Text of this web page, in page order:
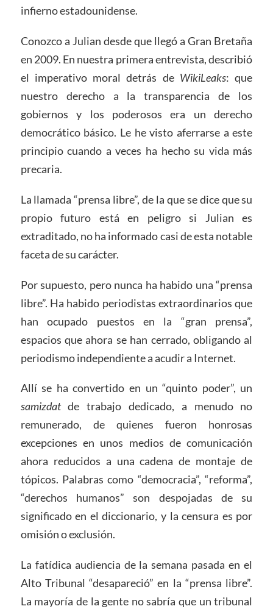
infierno estadounidense.
Conozco a Julian desde que llegó a Gran Bretaña
en 2009. En nuestra primera entrevista, describió
el imperativo moral detrás de WikiLeaks: que
nuestro derecho a la transparencia de los
gobiernos y los poderosos era un derecho
democrático básico. Le he visto aferrarse a este
principio cuando a veces ha hecho su vida más
precaria.
La llamada “prensa libre”, de la que se dice que su
propio futuro está en peligro si Julian es
extraditado, no ha informado casi de esta notable
faceta de su carácter.
Por supuesto, pero nunca ha habido una “prensa
libre”. Ha habido periodistas extraordinarios que
han ocupado puestos en la “gran prensa”,
espacios que ahora se han cerrado, obligando al
periodismo independiente a acudir a Internet.
Allí se ha convertido en un “quinto poder”, un
samizdatde trabajo dedicado, a menudo no
remunerado, de quienes fueron honrosas
excepciones en unos medios de comunicación
ahora reducidos a una cadena de montaje de
tópicos. Palabras como “democracia”, “reforma”,
“derechos humanos” son despojadas de su
significado en el diccionario, y la censura es por
omisión o exclusión.
La fatídica audiencia de la semana pasada en el
Alto Tribunal “desapareció” en la “prensa libre”.
La mayoría de la gente no sabría que un tribunal